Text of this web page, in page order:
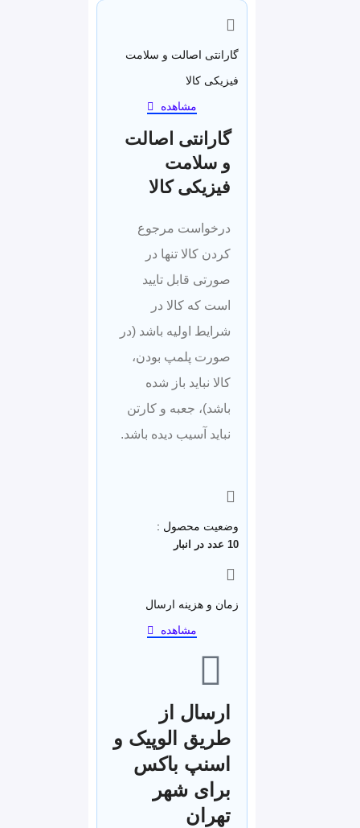
فیوز ریست شونده قابل
تنظیم در برابر نوسانات
650 میلی آمپر) برای هر
پورت
پشتیبانی از استاندارهای
شبکه 802.3af/802.3at
گارانتی اصالت و سلامت
فیزیکی کالا
مشاهده
گارانتی اصالت
و سلامت
فیزیکی کالا
درخواست مرجوع
کردن کالا تنها در
صورتی قابل تایید
است که کالا در
شرایط اولیه باشد (در
صورت پلمپ بودن،
کالا نباید باز شده
باشد)، جعبه و کارتن
نباید آسیب دیده باشد.
وضعیت محصول :
10 عدد در انبار
زمان و هزینه ارسال
مشاهده
ارسال از
طریق الوپیک و
اسنپ باکس
برای شهر
تهران